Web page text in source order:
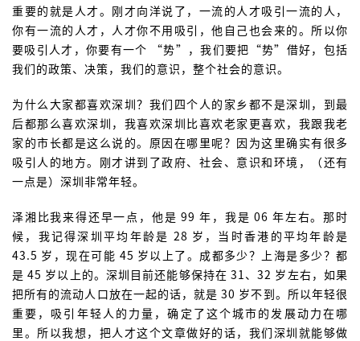
重要的就是人才。刚才向洋说了，一流的人才吸引一流的人，
你有一流的人才，人才你不用吸引，他自己也会来的。所以你
要吸引人才，你要有一个 “势”，我们要把“势”借好，包括
我们的政策、决策，我们的意识，整个社会的意识。
为什么大家都喜欢深圳？我们四个人的家乡都不是深圳，到最
后都那么喜欢深圳，我喜欢深圳比喜欢老家更喜欢，我跟我老
家的市长都是这么说的。原因在哪里呢？因为这里确实有很多
吸引人的地方。刚才讲到了政府、社会、意识和环境，（还有
一点是）深圳非常年轻。
泽湘比我来得还早一点，他是 99 年，我是 06 年左右。那时
候，我记得深圳平均年龄是 28 岁，当时香港的平均年龄是
43.5 岁，现在可能 45 岁以上了。成都多少？上海是多少？都
是 45 岁以上的。深圳目前还能够保持在 31、32 岁左右，如果
把所有的流动人口放在一起的话，就是 30 岁不到。所以年轻很
重要，吸引年轻人的力量，确定了这个城市的发展动力在哪
里。所以我想，把人才这个文章做好的话，我们深圳就能够做